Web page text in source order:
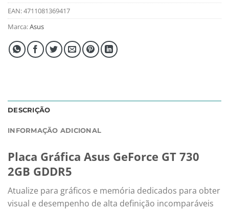
EAN:4711081369417
Marca:Asus
DESCRIÇÃO
INFORMAÇÃO ADICIONAL
Placa Gráfica Asus GeForce GT 730
2GB GDDR5
Atualize para gráficos e memória dedicados para obter
visual e desempenho de alta definição incomparáveis